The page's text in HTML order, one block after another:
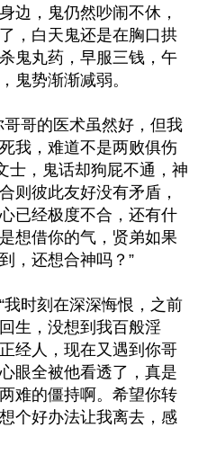
边，鬼仍然吵闹不休，
，白天鬼还是在胸口拱
鬼丸药，早服三钱，午
鬼势渐渐减弱。
哥的医术虽然好，但我
我，难道不是两败俱伤
士，鬼话却狗屁不通，神
则彼此友好没有矛盾，
已经极度不合，还有什
想借你的气，贤弟如果
，还想合神吗？”
时刻在深深悔恨，之前
生，没想到我百般淫
经人，现在又遇到你哥
眼全被他看透了，真是
难的僵持啊。希望你转
个好办法让我离去，感